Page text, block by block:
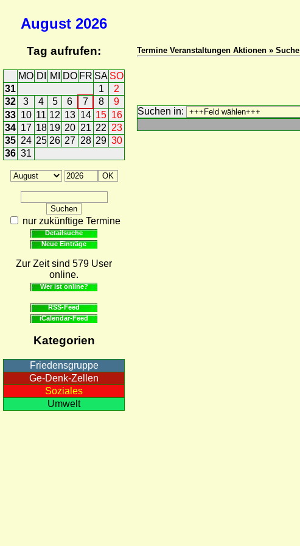
August 2026
Tag aufrufen:
MO DI MI DO FR SA SO
31
1
2
32
3 4 5 6 7 8
9
33 10 11 12 13 14 15 16
34 17 18 19 20 21 22 23
35 24 25 26 27 28 29 30
36 31
nur zukünftige Termine
Detailsuche
Neue Einträge
Zur Zeit sind 579 User
online.
Wer ist online?
RSS-Feed
iCalendar-Feed
Kategorien
Friedensgruppe
Ge-Denk-Zellen
Soziales
Umwelt
Termine Veranstaltungen Aktionen » Suche
Suchen in: